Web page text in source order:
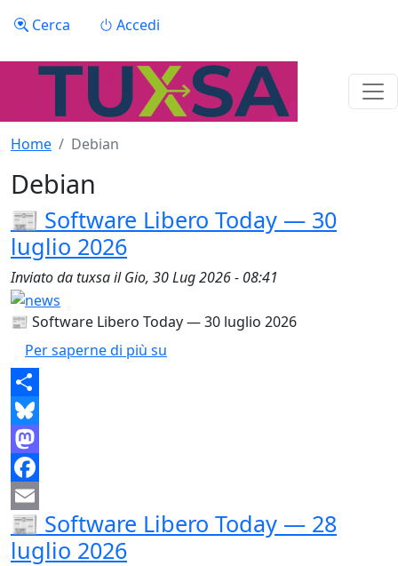
Menu profilo utente
Cerca Accedi
Home Debian
Debian
📰 Software Libero Today — 30
luglio 2026
Inviato datuxsailGio, 30 Lug 2026 - 08:41
📰 Software Libero Today — 30 luglio 2026
Per saperne di più su
Share
Bluesky
Mastodon
Facebook
Email
📰 Software Libero Today — 28
luglio 2026